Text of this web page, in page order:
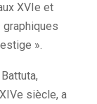
XVIe et
».
siècle, a